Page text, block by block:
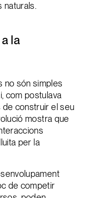
naturals.
la
no són simples
com postulava
de construir el seu
mostra que
per la
de competir